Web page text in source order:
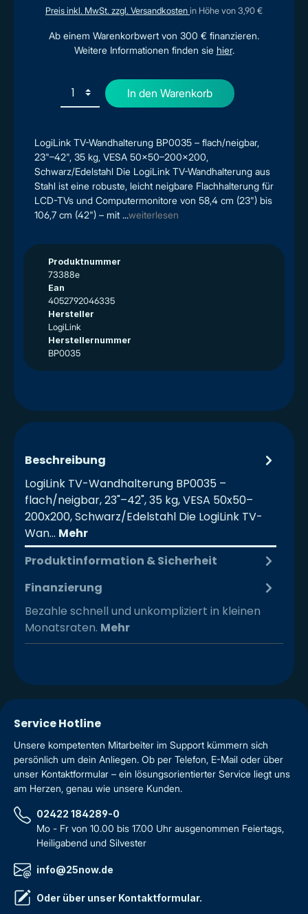
LogiLink TV-Wandhalterung BP0035 – flach/neigbar,
23"–42", 35 kg, VESA 50x50–200x200,
Schwarz/Edelstahl Die LogiLink TV-Wandhalterung aus
Stahl ist eine robuste, leicht neigbare Flachhalterung für
LCD-TVs und Computermonitore von 58,4 cm (23") bis
106,7 cm (42") – mit ...weiterlesen
Produktnummer
73388e
Ean
4052792046335
Hersteller
LogiLink
Herstellernummer
BP0035
Preis inkl. MwSt. zzgl. Versandkosten in Höhe von 3,90 €
Ab einem Warenkorbwert von 300 € finanzieren.
Weitere Informationen finden sie hier.
In den Warenkorb
Beschreibung
LogiLink TV-Wandhalterung BP0035 –
flach/neigbar, 23"–42", 35 kg, VESA 50x50–
200x200, Schwarz/Edelstahl Die LogiLink TV-
Wan… Mehr
Produktinformation & Sicherheit
Finanzierung
Bezahle schnell und unkompliziert in kleinen
Monatsraten. Mehr
Service Hotline
Unsere kompetenten Mitarbeiter im Support kümmern sich
persönlich um dein Anliegen. Ob per Telefon, E-Mail oder über
unser Kontaktformular – ein lösungsorientierter Service liegt uns
am Herzen, genau wie unsere Kunden.
02422 184289-0
Mo - Fr von 10.00 bis 17.00 Uhr ausgenommen Feiertags,
Heiligabend und Silvester
info@25now.de
Oder über unser Kontaktformular.